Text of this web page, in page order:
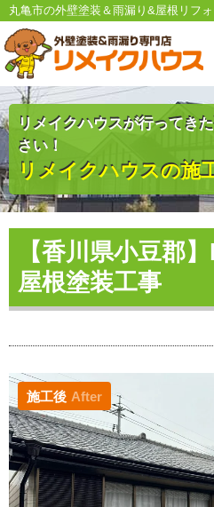
丸亀市の外壁塗装＆雨漏り&屋根リフ
リメイクハウスが行ってき
さい！
リメイクハウスの施
【香川県小豆郡
屋根塗装工事
施工後 After